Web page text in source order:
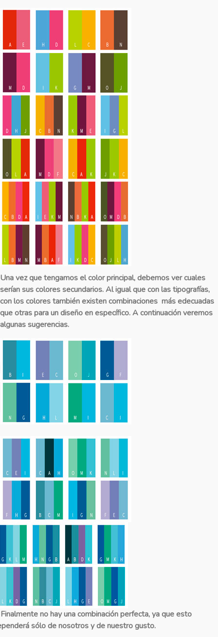
Una vez que tengamos el color principal, debemos ver cuales
serían sus colores secundarios. Al igual que con las tipografías,
con los colores también existen combinaciones más edecuadas
que otras para un diseño en específico. A continuación veremos
algunas sugerencias.
no hay una combinación perfecta, ya que esto
sólo de nosotros y de nuestro gusto.